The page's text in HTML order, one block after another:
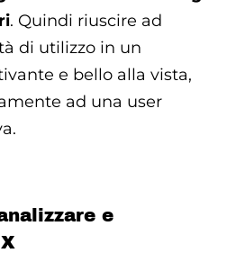
. Quindi riuscire ad
di utilizzo in un
e bello alla vista,
ad una user
e